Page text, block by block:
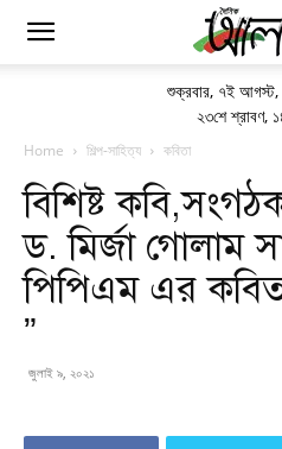
শুক্রবার, ৭ই আগস্ট,
২৩শে শ্রাবণ,
Home শিল্প-সাহিত্য কবিতা
বিশিষ্ট
ড. মির্জা গোলাম
পিপিএম এর
”
জুলাই ৯, ২০২১